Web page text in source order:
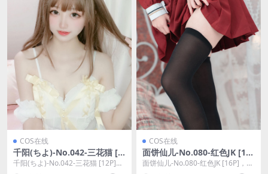
COS在线
千阳(ちよ)-No.042-三花猫 [1
2P]
千阳(ちよ)-No.042-三花猫 [12P]，
COS在线
面饼仙儿-No.080-红色JK [16
P]
面饼仙儿-No.080-红色JK [16P]，面